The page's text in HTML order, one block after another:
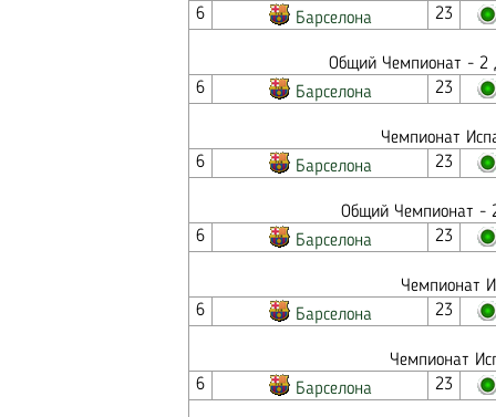
6
Барселона 23
Общий Чемпионат - 2
6
Барселона 23
Чемпионат
6
Барселона 23
Общий Чемпионат -
6
Барселона 23
Чемпионат
6
Барселона 23
Чемпионат
6
Барселона 23